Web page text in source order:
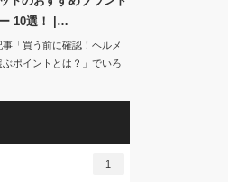
10選！ |…
事「買う前に確認！ヘルメ
ぶポイントとは？」でいろ
1